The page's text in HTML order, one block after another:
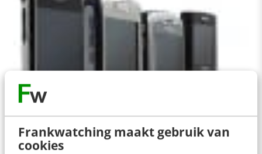
Frankwatching maakt gebruik van
cookies
MARKETING
Mobile in 60 seconden [infographic]
In eerdere edities van de serie Infographic Day